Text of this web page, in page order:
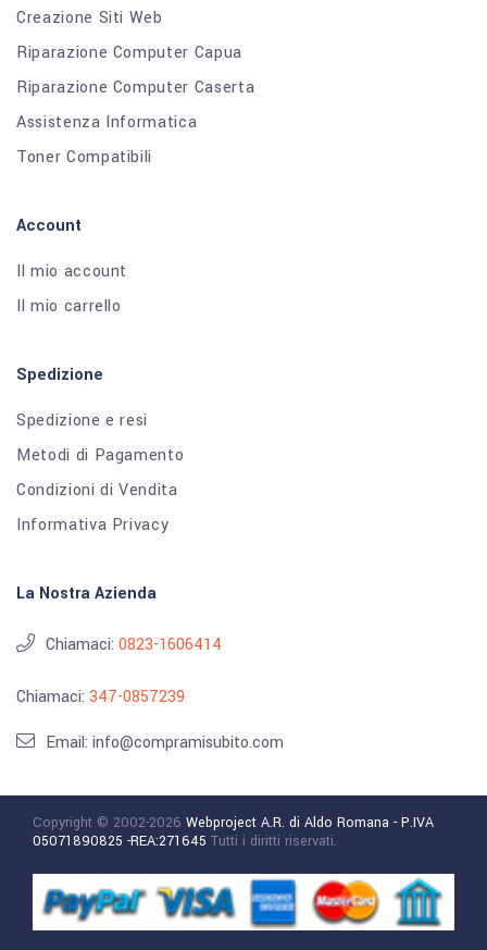
Creazione Siti Web
Riparazione Computer Capua
Riparazione Computer Caserta
Assistenza Informatica
Toner Compatibili
Account
Il mio account
Il mio carrello
Spedizione
Spedizione e resi
Metodi di Pagamento
Condizioni di Vendita
Informativa Privacy
La Nostra Azienda
Chiamaci: 0823-1606414
Chiamaci: 347-0857239
Email: info@compramisubito.com
Copyright © 2002-2026 Webproject A.R. di Aldo Romana - P.IVA
05071890825 -REA:271645 Tutti i diritti riservati.